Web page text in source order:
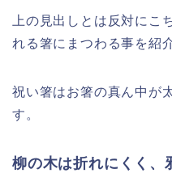
上の見出しとは反対にこ
れる箸にまつわる事を紹
祝い箸はお箸の真ん中が
す。
柳の木は折れにくく、